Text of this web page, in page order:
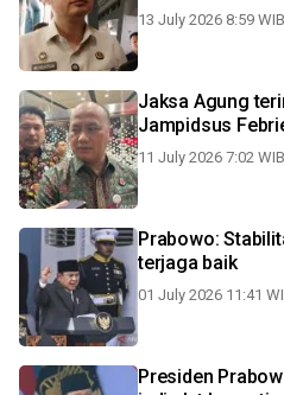
13 July 2026 8:59 WIB
Jaksa Agung
Jampidsus
11 July 2026 7:02 WIB
Prabowo:
terjaga baik
01 July 2026 11:41
Presiden